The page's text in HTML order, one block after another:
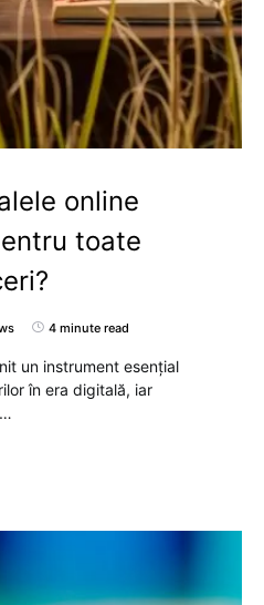
online
toate
4 minute read
un instrument esențial
în era digitală, iar